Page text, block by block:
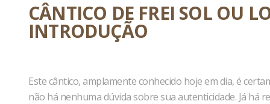
CÂNTICO DE FREI SOL OU
INTRODUÇÃO
Este cântico, amplamente conhecido hoje em dia, é
não há nenhuma dúvida sobre sua autenticidade. Já há